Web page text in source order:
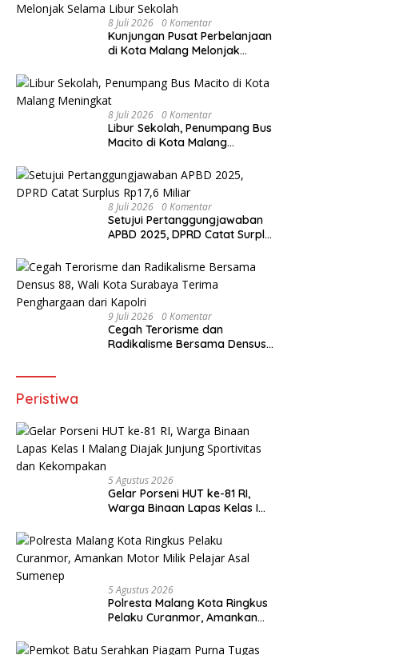
8 Juli 2026 0 Komentar
Kunjungan Pusat Perbelanjaan
di Kota Malang Melonjak
8 Juli 2026 0 Komentar
Libur Sekolah, Penumpang Bus
Macito di Kota Malang
8 Juli 2026 0 Komentar
Setujui Pertanggungjawaban
APBD 2025, DPRD Catat Surplus
9 Juli 2026 0 Komentar
Cegah Terorisme dan
Radikalisme Bersama Densus
Peristiwa
5 Agustus 2026
Gelar Porseni HUT ke-81 RI,
Warga Binaan Lapas Kelas I
Sportivitas dan Kekompakan
5 Agustus 2026
Polresta Malang Kota Ringkus
Pelaku Curanmor, Amankan
Sumenep